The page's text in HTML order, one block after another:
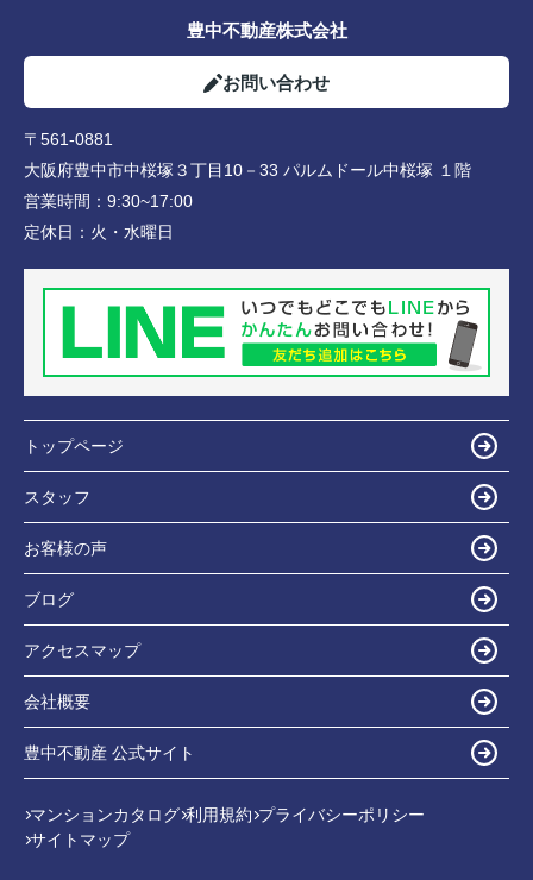
豊中不動産株式会社
お問い合わせ
〒561-0881
大阪府豊中市中桜塚３丁目10－33 パルムドール中桜塚 １階
営業時間： 9:30~17:00
定休日： 火・水曜日
トップページ
スタッフ
お客様の声
ブログ
アクセスマップ
会社概要
豊中不動産 公式サイト
マンションカタログ 利用規約 プライバシーポリシー
サイトマップ